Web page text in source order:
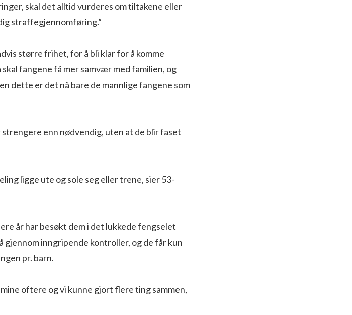
skal det alltid vurderes om tiltakene eller
straffegjennomføring.”
større frihet, for å bli klar for å komme
fangene få mer samvær med familien, og
dette er det nå bare de mannlige fangene som
enn nødvendig, uten at de blir faset
ligge ute og sole seg eller trene, sier 53-
år har besøkt dem i det lukkede fengselet
inngripende kontroller, og de får kun
pr. barn.
oftere og vi kunne gjort flere ting sammen,